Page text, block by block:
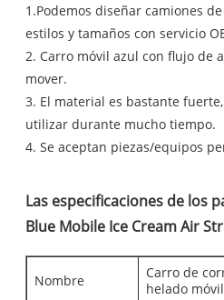
1.Podemos diseñar camiones
estilos y tamaños con servicio
2. Carro móvil azul con flujo de
mover.
3. El material es bastante
utilizar durante mucho tiempo.
4. Se aceptan piezas/equipos
Las especificaciones de los
Blue Mobile Ice Cream Air
Nombre
Carro de
helado